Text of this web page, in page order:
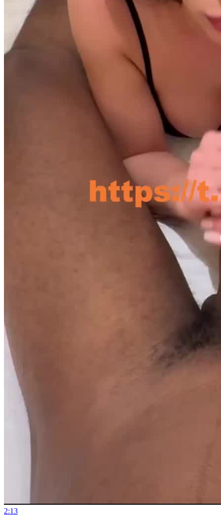
2:13